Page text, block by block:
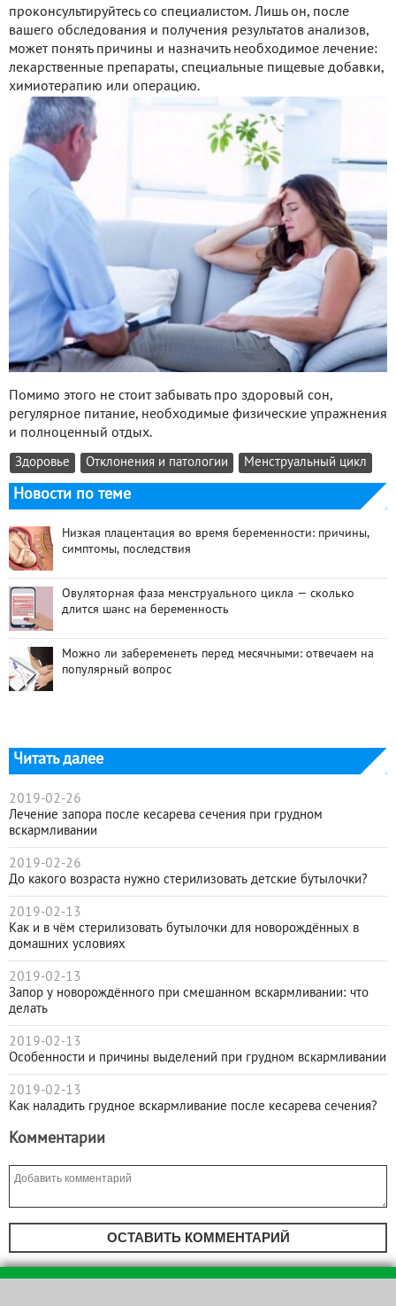
проконсультируйтесь со специалистом. Лишь он, после
вашего обследования и получения результатов анализов,
может понять причины и назначить необходимое лечение:
лекарственные препараты, специальные пищевые добавки,
химиотерапию или операцию.
Помимо этого не стоит забывать про здоровый сон,
регулярное питание, необходимые физические упражнения
и полноценный отдых.
Здоровье Отклонения и патологии Менструальный цикл
Новости по теме
Низкая плацентация во время беременности: причины,
симптомы, последствия
Овуляторная фаза менструального цикла — сколько
длится шанс на беременность
Можно ли забеременеть перед месячными: отвечаем на
популярный вопрос
Читать далее
2019-02-26
Лечение запора после кесарева сечения при грудном
вскармливании
2019-02-26
До какого возраста нужно стерилизовать детские бутылочки?
2019-02-13
Как и в чём стерилизовать бутылочки для новорождённых в
домашних условиях
2019-02-13
Запор у новорождённого при смешанном вскармливании: что
делать
2019-02-13
Особенности и причины выделений при грудном вскармливании
2019-02-13
Как наладить грудное вскармливание после кесарева сечения?
Комментарии
ОСТАВИТЬ КОММЕНТАРИЙ